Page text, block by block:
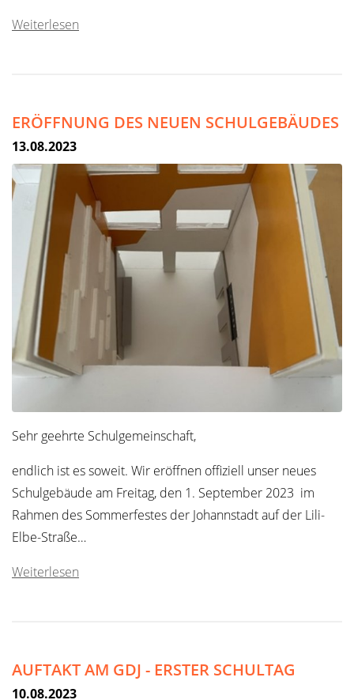
Weiterlesen
ERÖFFNUNG DES NEUEN SCHULGEBÄUDES
13.08.2023
Sehr geehrte Schulgemeinschaft,
endlich ist es soweit. Wir eröffnen offiziell unser neues
Schulgebäude am Freitag, den 1. September 2023 im
Rahmen des Sommerfestes der Johannstadt auf der Lili-
Elbe-Straße…
Weiterlesen
AUFTAKT AM GDJ - ERSTER SCHULTAG
10.08.2023